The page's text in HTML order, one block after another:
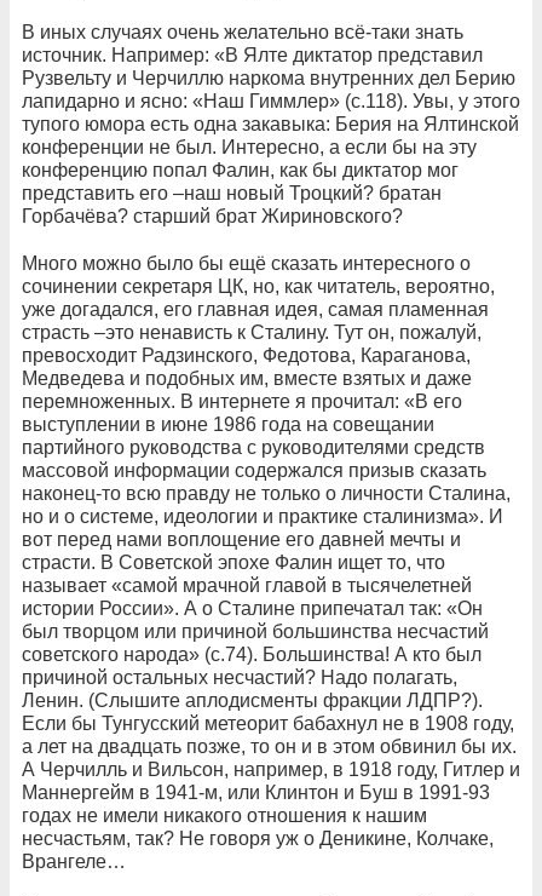
В иных случаях очень желательно всё-таки знать
источник. Например: «В Ялте диктатор представил
Рузвельту и Черчиллю наркома внутренних дел Берию
лапидарно и ясно: «Наш Гиммлер» (с.118). Увы, у этого
тупого юмора есть одна закавыка: Берия на Ялтинской
конференции не был. Интересно, а если бы на эту
конференцию попал Фалин, как бы диктатор мог
представить его –наш новый Троцкий? братан
Горбачёва? старший брат Жириновского?
Много можно было бы ещё сказать интересного о
сочинении секретаря ЦК, но, как читатель, вероятно,
уже догадался, его главная идея, самая пламенная
страсть –это ненависть к Сталину. Тут он, пожалуй,
превосходит Радзинского, Федотова, Караганова,
Медведева и подобных им, вместе взятых и даже
перемноженных. В интернете я прочитал: «В его
выступлении в июне 1986 года на совещании
партийного руководства с руководителями средств
массовой информации содержался призыв сказать
наконец-то всю правду не только о личности Сталина,
но и о системе, идеологии и практике сталинизма». И
вот перед нами воплощение его давней мечты и
страсти. В Советской эпохе Фалин ищет то, что
называет «самой мрачной главой в тысячелетней
истории России». А о Сталине припечатал так: «Он
был творцом или причиной большинства несчастий
советского народа» (с.74). Большинства! А кто был
причиной остальных несчастий? Надо полагать,
Ленин. (Слышите аплодисменты фракции ЛДПР?).
Если бы Тунгусский метеорит бабахнул не в 1908 году,
а лет на двадцать позже, то он и в этом обвинил бы их.
А Черчилль и Вильсон, например, в 1918 году, Гитлер и
Маннергейм в 1941-м, или Клинтон и Буш в 1991-93
годах не имели никакого отношения к нашим
несчастьям, так? Не говоря уж о Деникине, Колчаке,
Врангеле…